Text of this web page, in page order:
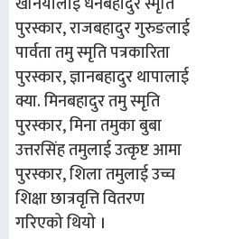
पुरस्कार, राजबहादुर गुरुङलाई
पार्वता तमु स्मृति पत्रकारिता
पुरस्कार, ज्ञानबहादुर थापालाई
क्या. मिनबहादुर तमु स्मृति
पुरस्कार, मिना तमुका बुबा
उत्तरसिंह तमुलाई उत्कृष्ट आमा
पुरस्कार, शिला तमुलाई उच्च
शिक्षा छात्रवृत्ति वितरण
गरिएको थियो ।